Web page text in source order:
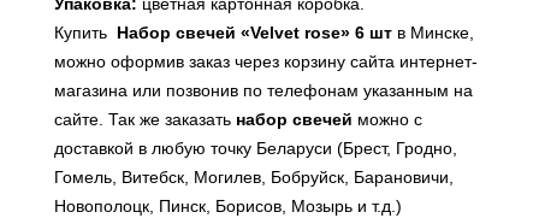
Упаковка: цветная картонная коробка.
Купить Набор свечей «Velvet rose» 6 шт в Минске,
можно оформив заказ через корзину сайта интернет-
магазина или позвонив по телефонам указанным на
сайте. Так же заказать набор свечей можно с
доставкой в любую точку Беларуси (Брест, Гродно,
Гомель, Витебск, Могилев, Бобруйск, Барановичи,
Новополоцк, Пинск, Борисов, Мозырь и т.д.)